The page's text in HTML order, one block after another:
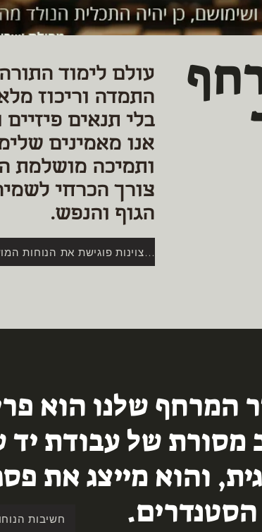
עולם לימוד
התמדה וריכוז
בלי תנאים
אנו מאמינים
ותמיכה מושלמת
צורך הכרחי
הגוף והנפש.
המצוינות פוגישת את הנוחות המושלמת - הסטנדר המרחף
המרחף שלנו הוא
מסורת של עבודת יד
והוא מייצג את
חשיבות